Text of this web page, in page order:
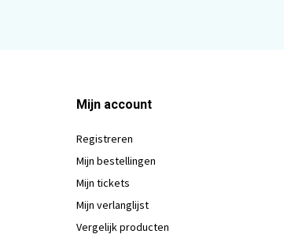
Mijn account
Registreren
Mijn bestellingen
Mijn tickets
Mijn verlanglijst
Vergelijk producten